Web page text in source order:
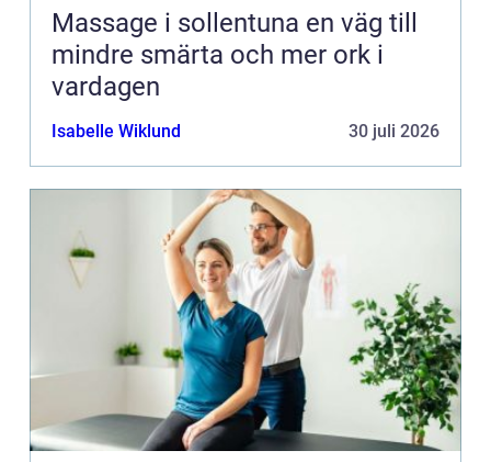
Massage i sollentuna en väg till
mindre smärta och mer ork i
vardagen
Isabelle Wiklund 30 juli 2026